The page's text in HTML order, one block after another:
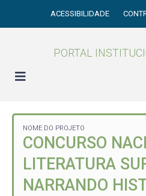
ACESSIBILIDADE
PORTAL
NOME DO PROJETO
CONCURSO
LITERATURA
NARRANDO